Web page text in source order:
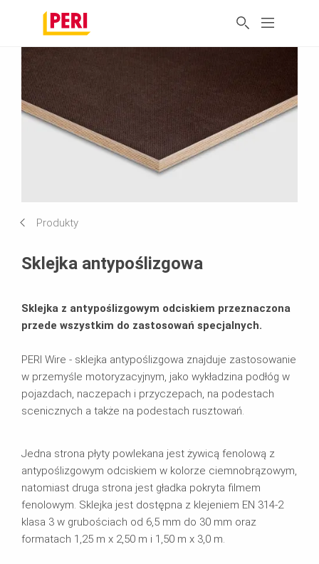
Produkty
Sklejka antypoślizgowa
Sklejka z antypoślizgowym odciskiem przeznaczona
przede wszystkim do zastosowań specjalnych.
PERI Wire - sklejka antypoślizgowa znajduje zastosowanie
w przemyśle motoryzacyjnym, jako wykładzina podłóg w
pojazdach, naczepach i przyczepach, na podestach
scenicznych a także na podestach rusztowań.
Jedna strona płyty powlekana jest żywicą fenolową z
antypoślizgowym odciskiem w kolorze ciemnobrązowym,
natomiast druga strona jest gładka pokryta filmem
fenolowym. Sklejka jest dostępna z klejeniem EN 314-2
klasa 3 w grubościach od 6,5 mm do 30 mm oraz
formatach 1,25 m x 2,50 m i 1,50 m x 3,0 m.